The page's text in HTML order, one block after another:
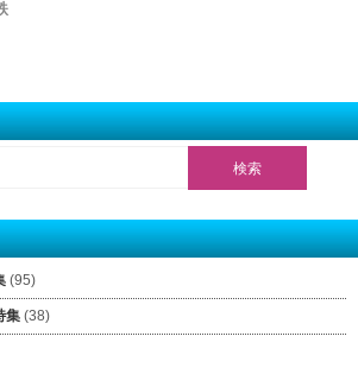
(95)
集 (38)